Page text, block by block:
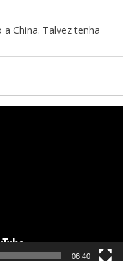
China. Talvez tenha
06:40